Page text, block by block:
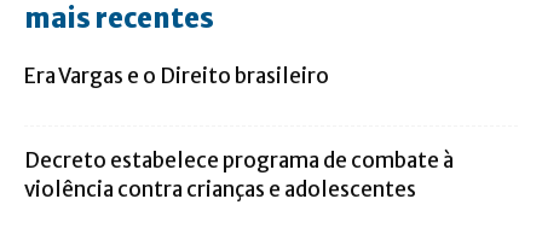
mais recentes
Era Vargas e o Direito brasileiro
Decreto estabelece programa de combate à
violência contra crianças e adolescentes